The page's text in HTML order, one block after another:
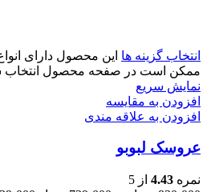
انتخاب گزینه ها این محصول دارای
ممکن است در صفحه محصول انتخاب
نمایش سریع
افزودن به مقایسه
افزودن به علاقه مندی
عروسک لبوبو
نمره 4.43 از 5